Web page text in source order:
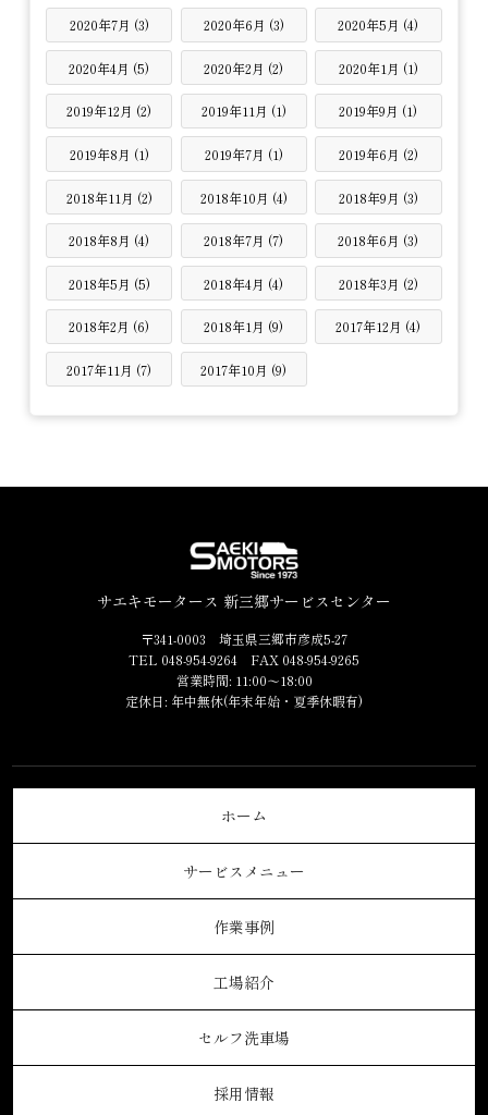
2020年7月 (3) 2020年6月 (3) 2020年5月 (4)
2020年4月 (5) 2020年2月 (2) 2020年1月 (1)
2019年12月 (2) 2019年11月 (1) 2019年9月 (1)
2019年8月 (1) 2019年7月 (1) 2019年6月 (2)
2018年11月 (2) 2018年10月 (4) 2018年9月 (3)
2018年8月 (4) 2018年7月 (7) 2018年6月 (3)
2018年5月 (5) 2018年4月 (4) 2018年3月 (2)
2018年2月 (6) 2018年1月 (9) 2017年12月 (4)
2017年11月 (7) 2017年10月 (9)
サエキモータース 新三郷サービスセンター
〒341-0003 埼玉県三郷市彦成5-27
TEL 048-954-9264 FAX 048-954-9265
営業時間: 11:00～18:00
定休日: 年中無休(年末年始・夏季休暇有)
ホーム
サービスメニュー
作業事例
工場紹介
セルフ洗車場
採用情報